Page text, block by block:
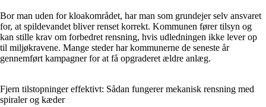
Bor man uden for kloakområdet, har man som grundejer selv ansvaret
for, at spildevandet bliver renset korrekt. Kommunen fører tilsyn og
kan stille krav om forbedret rensning, hvis udledningen ikke lever op
til miljøkravene. Mange steder har kommunerne de seneste år
gennemført kampagner for at få opgraderet ældre anlæg.
Fjern tilstopninger effektivt: Sådan fungerer mekanisk rensning med
spiraler og kæder